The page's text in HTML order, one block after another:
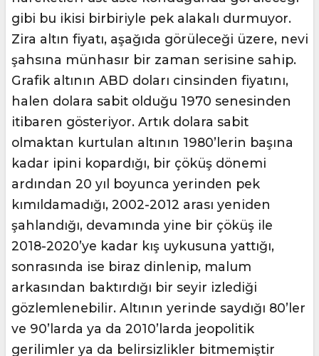
gibi bu ikisi birbiriyle pek alakalı durmuyor.
Zira altın fiyatı, aşağıda görüleceği üzere, nevi
şahsına münhasır bir zaman serisine sahip.
Grafik altının ABD doları cinsinden fiyatını,
halen dolara sabit olduğu 1970 senesinden
itibaren gösteriyor. Artık dolara sabit
olmaktan kurtulan altının 1980’lerin başına
kadar ipini kopardığı, bir çöküş dönemi
ardından 20 yıl boyunca yerinden pek
kımıldamadığı, 2002-2012 arası yeniden
şahlandığı, devamında yine bir çöküş ile
2018-2020’ye kadar kış uykusuna yattığı,
sonrasında ise biraz dinlenip, malum
arkasından baktırdığı bir seyir izlediği
gözlemlenebilir. Altının yerinde saydığı 80’ler
ve 90’larda ya da 2010’larda jeopolitik
gerilimler ya da belirsizlikler bitmemiştir